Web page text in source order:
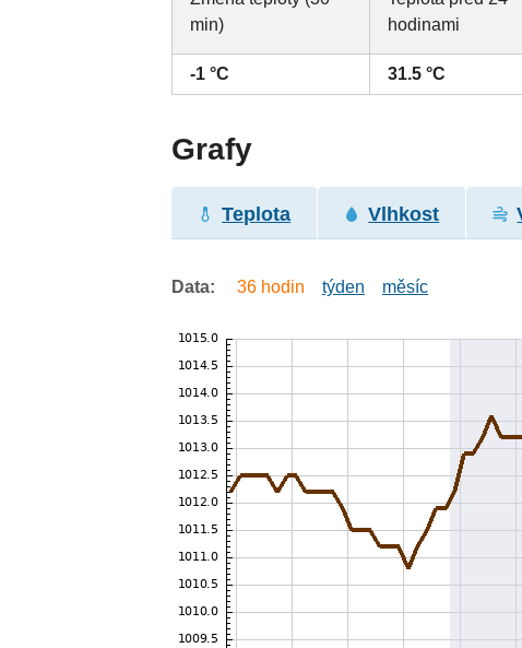
min)
hodinami
-1 °C 31.5 °C
Grafy
Teplota Vlhkost
Data: 36 hodin týden měsíc